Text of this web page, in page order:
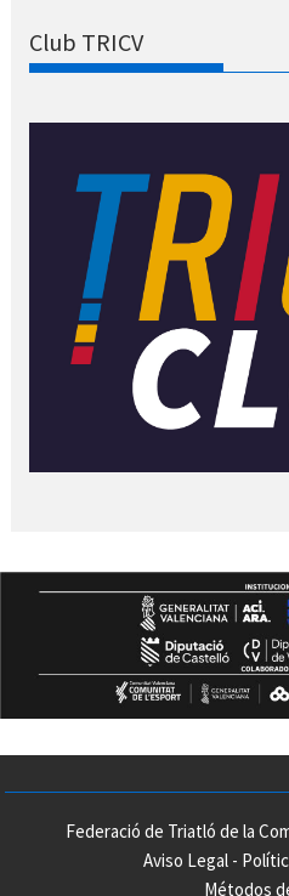
Club TRICV
Federació de Triatló de la
Aviso Legal-
Métodos